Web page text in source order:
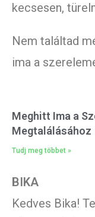
kecsesen,
Nem találtad
ima a
Meghitt Ima a
Megtalálásához
Tudj meg többet »
BIKA
Kedves Bika!